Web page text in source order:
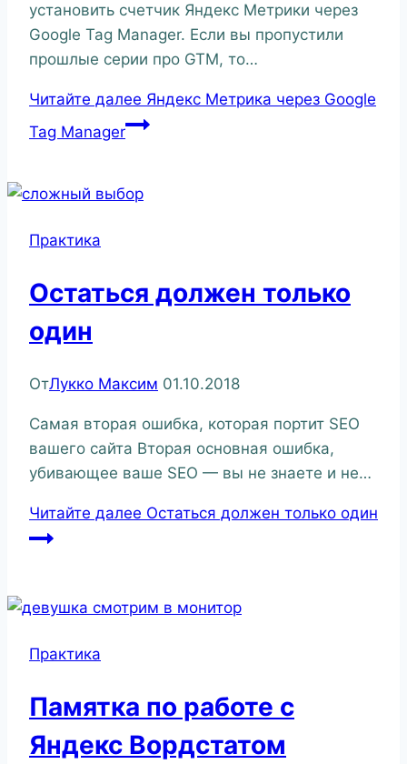
установить счетчик Яндекс Метрики через
Google Tag Manager. Если вы пропустили
прошлые серии про GTM, то…
Читайте далее Яндекс Метрика через Google
Tag Manager
Практика
Остаться должен только
один
ОтЛукко Максим 01.10.2018
Самая вторая ошибка, которая портит SEO
вашего сайта Вторая основная ошибка,
убивающее ваше SEO — вы не знаете и не…
Читайте далее Остаться должен только один
Практика
Памятка по работе с
Яндекс Вордстатом